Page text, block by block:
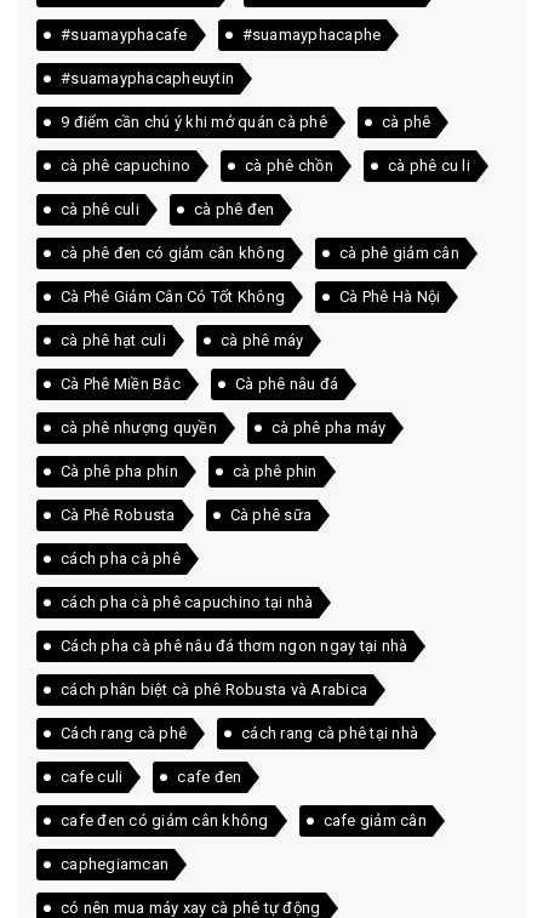
#suamayphacafe #suamayphacaphe
#suamayphacapheuytin
9 điểm cần chú ý khi mở quán cà phê cà phê
cà phê capuchino cà phê chồn cà phê cu li
cà phê culi cà phê đen
cà phê đen có giảm cân không cà phê giảm cân
Cà Phê Giảm Cân Có Tốt Không Cà Phê Hà Nội
cà phê hạt culi cà phê máy
Cà Phê Miền Bắc Cà phê nâu đá
cà phê nhượng quyền cà phê pha máy
Cà phê pha phin cà phê phin
Cà Phê Robusta Cà phê sữa
cách pha cà phê
cách pha cà phê capuchino tại nhà
Cách pha cà phê nâu đá thơm ngon ngay tại nhà
cách phân biệt cà phê Robusta và Arabica
Cách rang cà phê cách rang cà phê tại nhà
cafe culi cafe đen
cafe đen có giảm cân không cafe giảm cân
caphegiamcan
có nên mua máy xay cà phê tự động